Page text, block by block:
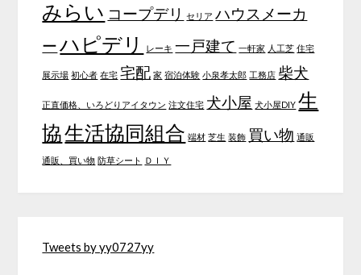
みらい コープデリ セリア ハウスメーカ
ー ハピデリ レーキ 一戸建て 一軒家 人工芝 住宅
展示場 初心者 在宅 宅配 家 宿泊体験 小泉孝太郎 工務店 柴犬
正直価格、いろどりアイタウン 注文住宅 犬小屋 犬小屋DIY 生
協生活協同組合 端材 芝生 装飾 買い物 通販
通販、買い物 防草シート ＤＩＹ
Tweets by yy0727yy